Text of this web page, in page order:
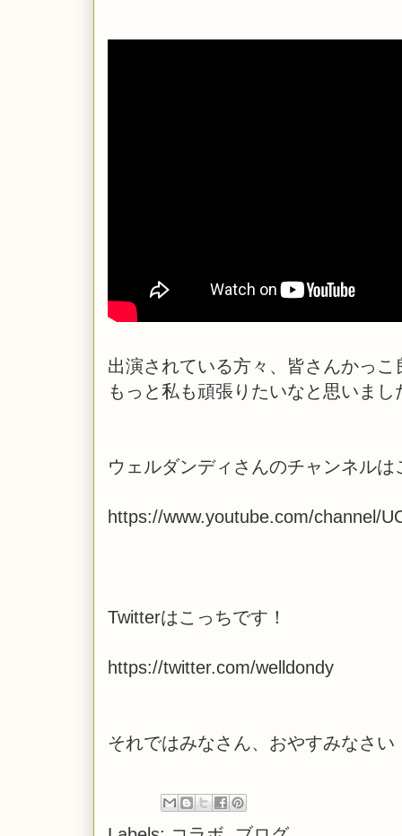
出演されている方々、皆さんかっ
もっと私も頑張りたいなと思いまし
ウェルダンディさんのチャンネルは
https://www.youtube.com/channel/
Twitterはこっちです！
https://twitter.com/welldondy
それではみなさん、おやすみなさい